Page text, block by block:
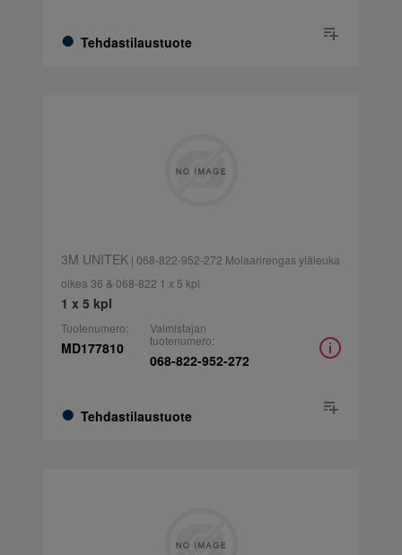
Tehdastilaustuote
3M UNITEK| 068-822-952-272 Molaarirengas yläleuka
oikea 36 & 068-822 1 x 5 kpl
1 x 5 kpl
Tuotenumero:
MD177810
Tehdastilaustuote
Valmistajan
tuotenumero:
068-822-952-272